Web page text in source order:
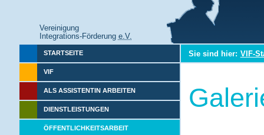
Vereinigung
Integrations-Förderung e.V.
STARTSEITE
VIF
ALS ASSISTENTIN ARBEITEN
DIENSTLEISTUNGEN
ÖFFENTLICHKEITSARBEIT
Sie sind hier: VIF-